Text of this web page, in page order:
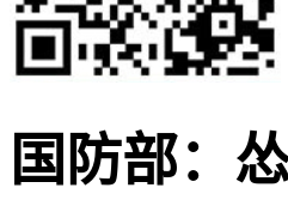
国防部：